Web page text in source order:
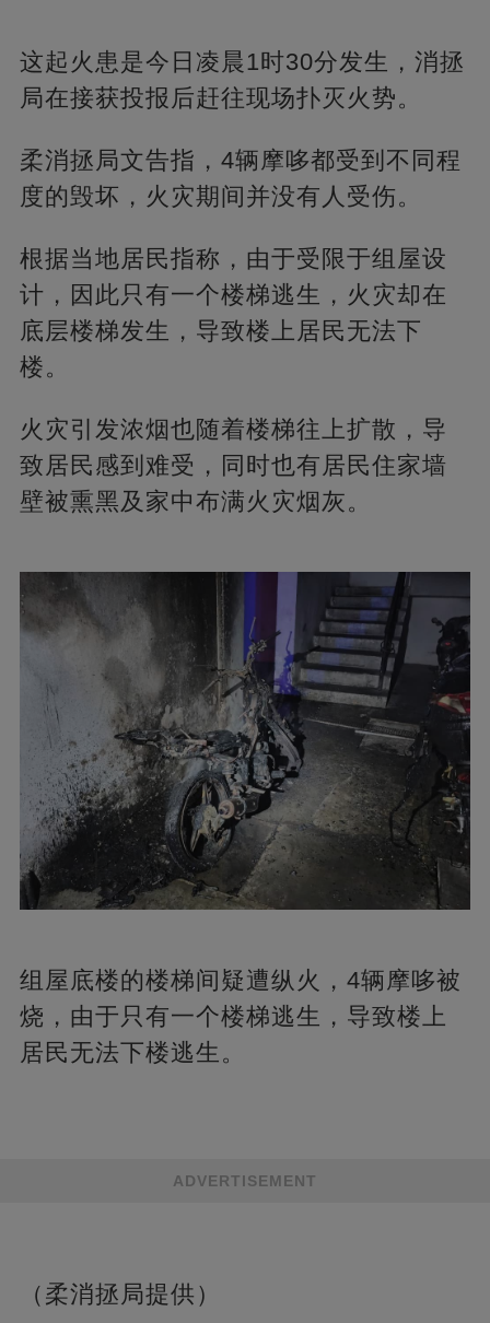
这起火患是今日凌晨1时30分发生，消拯
局在接获投报后赶往现场扑灭火势。
柔消拯局文告指，4辆摩哆都受到不同程
度的毁坏，火灾期间并没有人受伤。
根据当地居民指称，由于受限于组屋设
计，因此只有一个楼梯逃生，火灾却在
底层楼梯发生，导致楼上居民无法下
楼。
火灾引发浓烟也随着楼梯往上扩散，导
致居民感到难受，同时也有居民住家墙
壁被熏黑及家中布满火灾烟灰。
组屋底楼的楼梯间疑遭纵火，4辆摩哆被
烧，由于只有一个楼梯逃生，导致楼上
居民无法下楼逃生。
ADVERTISEMENT
（柔消拯局提供）